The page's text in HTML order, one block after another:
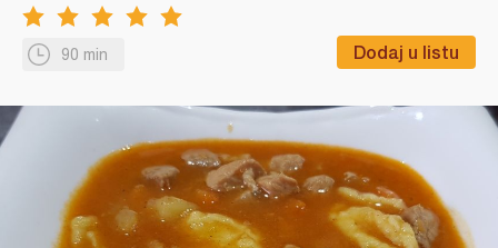
90 min Dodaj u listu